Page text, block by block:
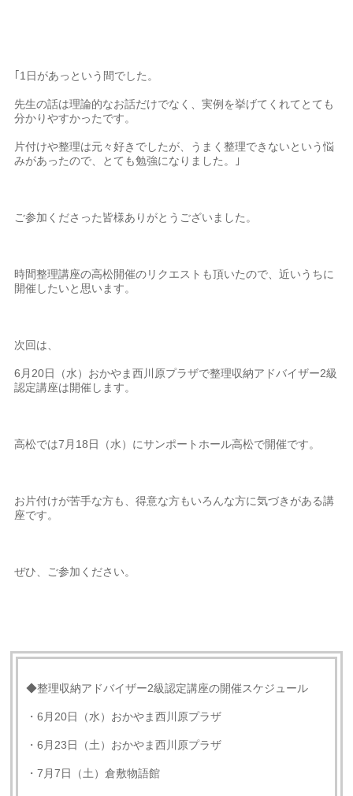
｢1日があっという間でした。
先生の話は理論的なお話だけでなく、実例を挙げてくれてとても
分かりやすかったです。
片付けや整理は元々好きでしたが、うまく整理できないという悩
みがあったので、とても勉強になりました。｣
ご参加くださった皆様ありがとうございました。
時間整理講座の高松開催のリクエストも頂いたので、近いうちに
開催したいと思います。
次回は、
6月20日（水）おかやま西川原プラザで整理収納アドバイザー2級
認定講座は開催します。
高松では7月18日（水）にサンポートホール高松で開催です。
お片付けが苦手な方も、得意な方もいろんな方に気づきがある講
座です。
ぜひ、ご参加ください。
◆整理収納アドバイザー2級認定講座の開催スケジュール
・6月20日（水）おかやま西川原プラザ
・6月23日（土）おかやま西川原プラザ
・7月7日（土）倉敷物語館